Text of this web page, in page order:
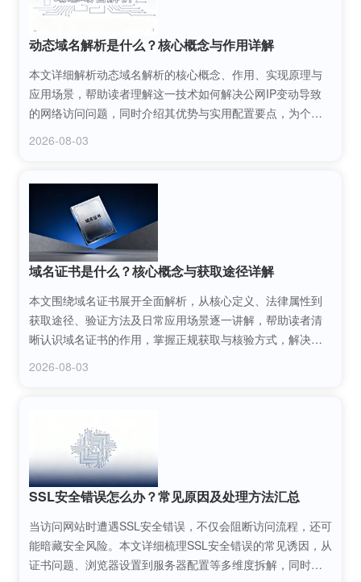
动态域名解析是什么？核心概念与作用详解
本文详细解析动态域名解析的核心概念、作用、实现原理与
应用场景，帮助读者理解这一技术如何解决公网IP变动导致
的网络访问问题，同时介绍其优势与实用配置要点，为个人
2026-08-03
域名证书是什么？核心概念与获取途径详解
本文围绕域名证书展开全面解析，从核心定义、法律属性到
获取途径、验证方法及日常应用场景逐一讲解，帮助读者清
晰认识域名证书的作用，掌握正规获取与核验方式，解决域
2026-08-03
SSL安全错误怎么办？常见原因及处理方法汇总
当访问网站时遭遇SSL安全错误，不仅会阻断访问流程，还可
能暗藏安全风险。本文详细梳理SSL安全错误的常见诱因，从
证书问题、浏览器设置到服务器配置等多维度拆解，同时提